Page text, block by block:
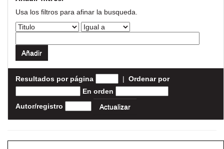
Usa los filtros para afinar la busqueda.
Resultados por página | Ordenar por
En orden
Autor/registro